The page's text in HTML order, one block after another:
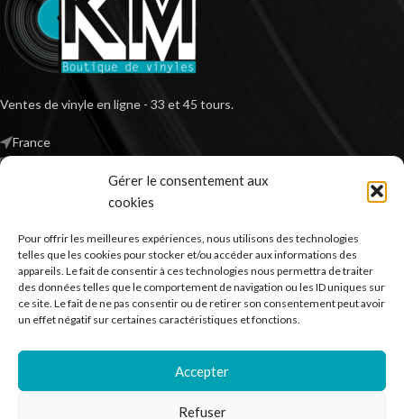
Gérer le consentement aux
cookies
Pour offrir les meilleures expériences, nous utilisons des technologies
telles que les cookies pour stocker et/ou accéder aux informations des
appareils. Le fait de consentir à ces technologies nous permettra de traiter
des données telles que le comportement de navigation ou les ID uniques sur
ce site. Le fait de ne pas consentir ou de retirer son consentement peut avoir
un effet négatif sur certaines caractéristiques et fonctions.
Accepter
Refuser
Ventes de vinyle en ligne - 33 et 45 tours.
France
*TVA non applicable – article 293 B du CGI
RECHERCHER DES PRODUITS
NOS SERVICES
BESOIN D’AIDE ?